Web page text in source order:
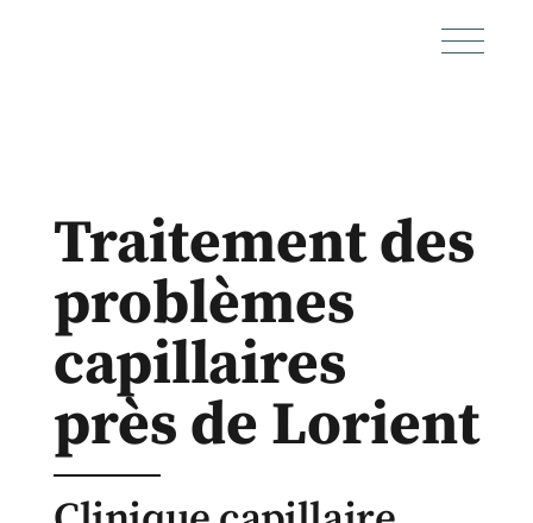
Traitement des
problèmes
capillaires
près de Lorient